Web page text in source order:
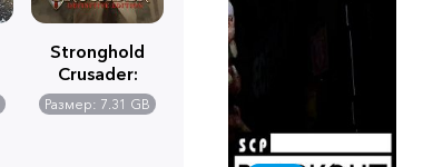
Stronghold
Crusader:
Definitive
Edition
Размер: 7.31 GB